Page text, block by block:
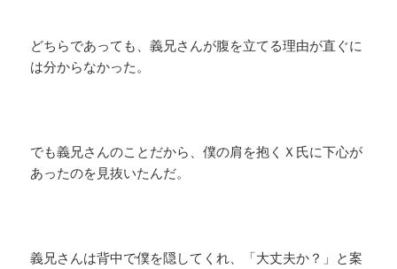
どちらであっても、義兄さんが腹を立てる理由が直ぐに
は分からなかった。
でも義兄さんのことだから、僕の肩を抱くＸ氏に下心が
あったのを見抜いたんだ。
義兄さんは背中で僕を隠してくれ、「大丈夫か？」と案